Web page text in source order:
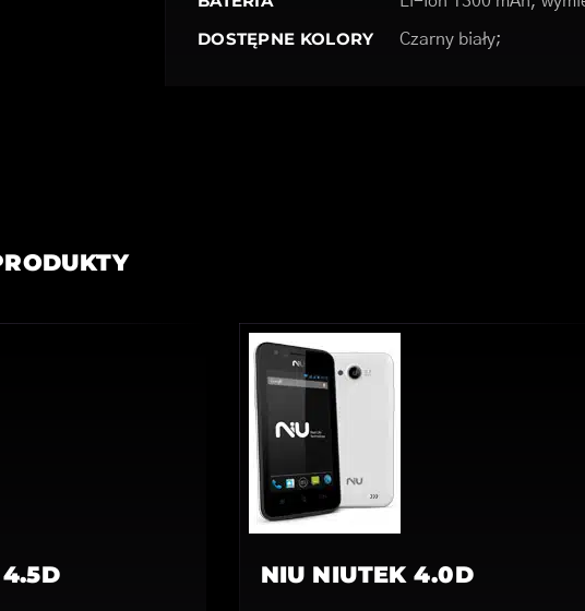
DOSTĘPNE KOLORY Czarny biały;
NIU NIUTEK 4.0D